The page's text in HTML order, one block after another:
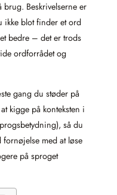
Beskrivelserne er
ikke blot finder et ord
bedre – det er trods
ordforrådet og
gang du støder på
kigge på konteksten i
så du
med at løse
på sproget